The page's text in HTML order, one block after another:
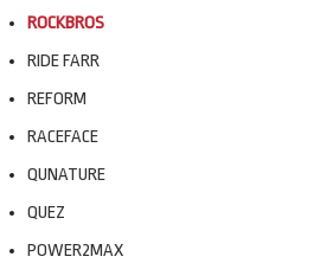
ROCKBROS
RIDE FARR
REFORM
RACEFACE
QUNATURE
QUEZ
POWER2MAX